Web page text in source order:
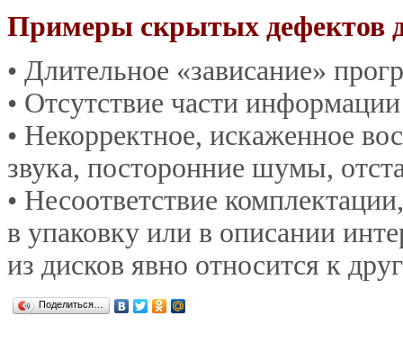
Примеры скрытых дефектов
• Длительное «зависание»
• Отсутствие части
• Некорректное, искаженное
звука, посторонние шумы,
• Несоответствие
в упаковку или в описании
из дисков явно относится к
Поделиться…